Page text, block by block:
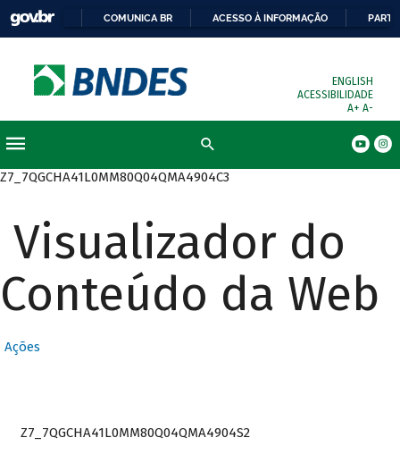
COMUNICA BR ACESSO À INFORMAÇÃO
ENGLISH
ACESSIBILIDADE
A+ A-
Z7_7QGCHA41L0MM80Q04QMA4904C3
Visualizador do
Conteúdo da Web
Ações
Z7_7QGCHA41L0MM80Q04QMA4904S2